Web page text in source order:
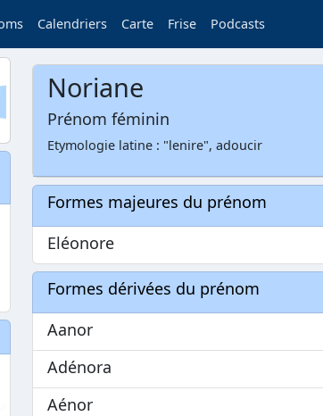
Calendriers Carte Frise Podcasts
Noriane
Prénom féminin
Etymologie latine : "lenire", adoucir
Formes majeures du prénom
Eléonore
Formes dérivées du prénom
Aanor
Adénora
Aénor